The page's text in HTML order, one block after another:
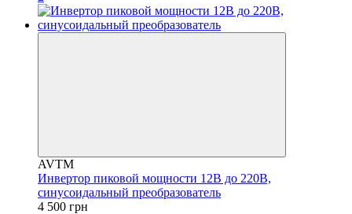
AVTM
Инвертор пиковой мощности 12В до 220В,
синусоидальный преобразователь
4 500 грн